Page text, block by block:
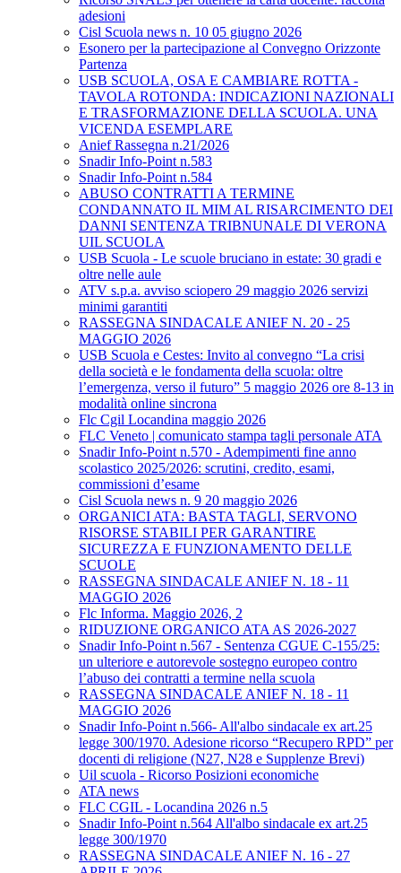
adesioni
Cisl Scuola news n. 10 05 giugno 2026
Esonero per la partecipazione al Convegno Orizzonte
Partenza
USB SCUOLA, OSA E CAMBIARE ROTTA -
TAVOLA ROTONDA: INDICAZIONI NAZIONALI
E TRASFORMAZIONE DELLA SCUOLA. UNA
VICENDA ESEMPLARE
Anief Rassegna n.21/2026
Snadir Info-Point n.583
Snadir Info-Point n.584
ABUSO CONTRATTI A TERMINE
CONDANNATO IL MIM AL RISARCIMENTO DEI
DANNI SENTENZA TRIBNUNALE DI VERONA
UIL SCUOLA
USB Scuola - Le scuole bruciano in estate: 30 gradi e
oltre nelle aule
ATV s.p.a. avviso sciopero 29 maggio 2026 servizi
minimi garantiti
RASSEGNA SINDACALE ANIEF N. 20 - 25
MAGGIO 2026
USB Scuola e Cestes: Invito al convegno “La crisi
della società e le fondamenta della scuola: oltre
l’emergenza, verso il futuro” 5 maggio 2026 ore 8-13 in
modalità online sincrona
Flc Cgil Locandina maggio 2026
FLC Veneto | comunicato stampa tagli personale ATA
Snadir Info-Point n.570 - Adempimenti fine anno
scolastico 2025/2026: scrutini, credito, esami,
commissioni d’esame
Cisl Scuola news n. 9 20 maggio 2026
ORGANICI ATA: BASTA TAGLI, SERVONO
RISORSE STABILI PER GARANTIRE
SICUREZZA E FUNZIONAMENTO DELLE
SCUOLE
RASSEGNA SINDACALE ANIEF N. 18 - 11
MAGGIO 2026
Flc Informa. Maggio 2026, 2
RIDUZIONE ORGANICO ATA AS 2026-2027
Snadir Info-Point n.567 - Sentenza CGUE C‑155/25:
un ulteriore e autorevole sostegno europeo contro
l’abuso dei contratti a termine nella scuola
RASSEGNA SINDACALE ANIEF N. 18 - 11
MAGGIO 2026
Snadir Info-Point n.566- All'albo sindacale ex art.25
legge 300/1970. Adesione ricorso “Recupero RPD” per
docenti di religione (N27, N28 e Supplenze Brevi)
Uil scuola - Ricorso Posizioni economiche
ATA news
FLC CGIL - Locandina 2026 n.5
Snadir Info-Point n.564 All'albo sindacale ex art.25
legge 300/1970
RASSEGNA SINDACALE ANIEF N. 16 - 27